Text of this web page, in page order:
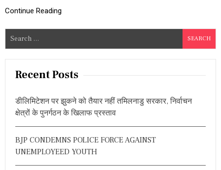
1
फी
दी
क्ष
ల
1
Continue Reading
e
a
Recent Posts
डीलिमिटेशन पर झुकने को तैयार नहीं तमिलनाडु सरकार, निर्वाचन
क्षेत्रों के पुनर्गठन के खिलाफ प्रस्ताव
BJP CONDEMNS POLICE FORCE AGAINST
UNEMPLOYEED YOUTH